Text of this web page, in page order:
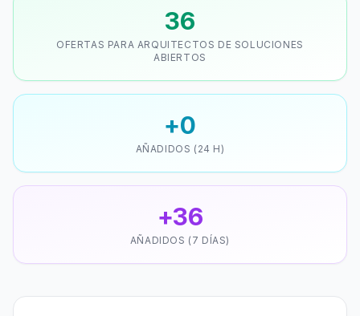
36
OFERTAS PARA ARQUITECTOS DE SOLUCIONES
ABIERTOS
+0
AÑADIDOS (24 H)
+36
AÑADIDOS (7 DÍAS)